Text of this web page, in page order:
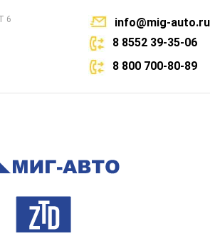
6
info@mig-auto.ru
8 8552 39-35-06
8 800 700-80-89